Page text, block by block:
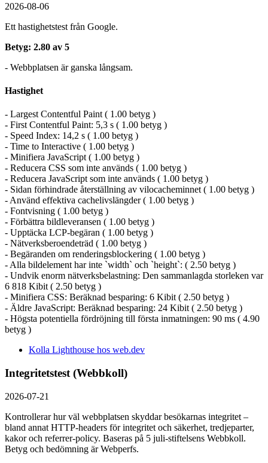
2026-08-06
Ett hastighetstest från Google.
Betyg: 2.80 av 5
- Webbplatsen är ganska långsam.
Hastighet
- Largest Contentful Paint ( 1.00 betyg )
- First Contentful Paint: 5,3 s ( 1.00 betyg )
- Speed Index: 14,2 s ( 1.00 betyg )
- Time to Interactive ( 1.00 betyg )
- Minifiera JavaScript ( 1.00 betyg )
- Reducera CSS som inte används ( 1.00 betyg )
- Reducera JavaScript som inte används ( 1.00 betyg )
- Sidan förhindrade återställning av vilocacheminnet ( 1.00 betyg )
- Använd effektiva cachelivslängder ( 1.00 betyg )
- Fontvisning ( 1.00 betyg )
- Förbättra bildleveransen ( 1.00 betyg )
- Upptäcka LCP-begäran ( 1.00 betyg )
- Nätverksberoendeträd ( 1.00 betyg )
- Begäranden om renderingsblockering ( 1.00 betyg )
- Alla bildelement har inte `width` och `height`: ( 2.50 betyg )
- Undvik enorm nätverksbelastning: Den sammanlagda storleken var
6 818 Kibit ( 2.50 betyg )
- Minifiera CSS: Beräknad besparing: 6 Kibit ( 2.50 betyg )
- Äldre JavaScript: Beräknad besparing: 24 Kibit ( 2.50 betyg )
- Högsta potentiella fördröjning till första inmatningen: 90 ms ( 4.90
betyg )
Kolla Lighthouse hos web.dev
Integritetstest (Webbkoll)
2026-07-21
Kontrollerar hur väl webbplatsen skyddar besökarnas integritet –
bland annat HTTP-headers för integritet och säkerhet, tredjeparter,
kakor och referrer-policy. Baseras på 5 juli-stiftelsens Webbkoll.
Betyg och bedömning är Webperfs.